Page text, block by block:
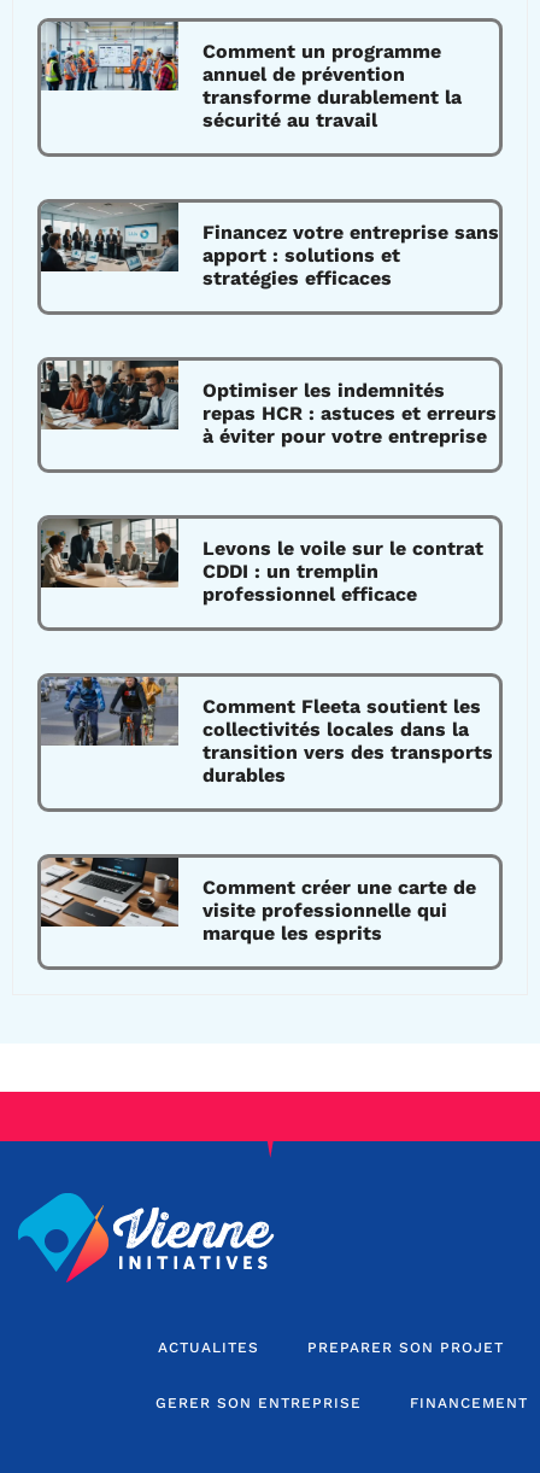
Comment un programme
annuel de prévention
transforme durablement la
sécurité au travail
Financez votre entreprise sans
apport : solutions et
stratégies efficaces
Optimiser les indemnités
repas HCR : astuces et erreurs
à éviter pour votre entreprise
Levons le voile sur le contrat
CDDI : un tremplin
professionnel efficace
Comment Fleeta soutient les
collectivités locales dans la
transition vers des transports
durables
Comment créer une carte de
visite professionnelle qui
marque les esprits
ACTUALITES PREPARER SON PROJET
GERER SON ENTREPRISE FINANCEMENT